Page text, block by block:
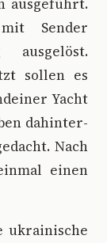
ausgeführt.
Sender
sollen es
Yacht
dahinter-
Nach
einen
ukrainische